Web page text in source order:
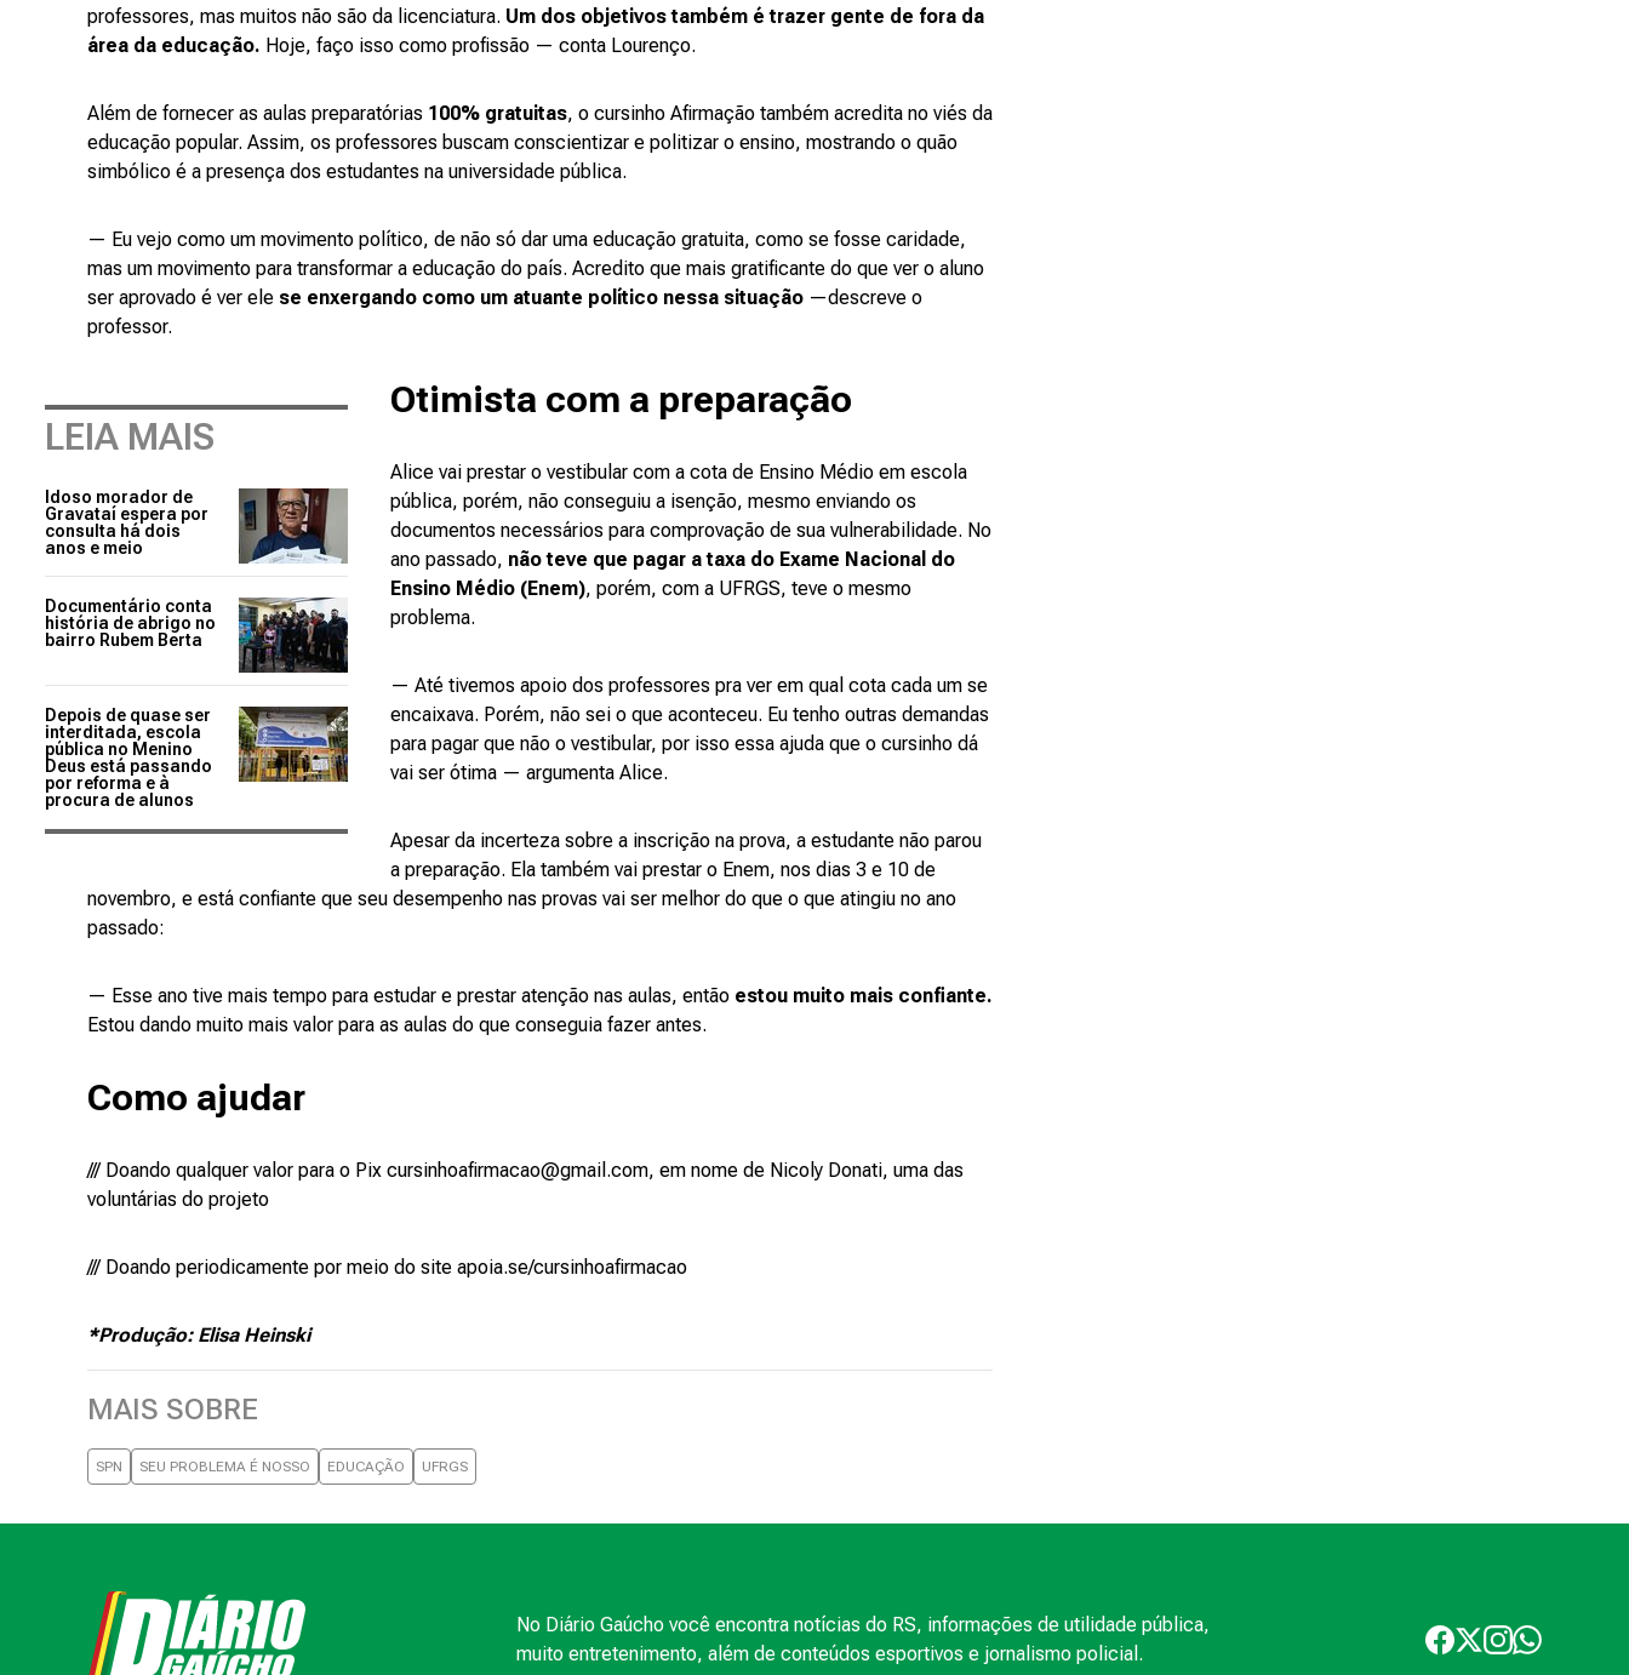
professores, mas muitos não são da licenciatura. Um dos objetivos também é trazer gente de fora da
área da educação. Hoje, faço isso como profissão — conta Lourenço.
Além de fornecer as aulas preparatórias 100% gratuitas, o cursinho Afirmação também acredita no viés da
educação popular. Assim, os professores buscam conscientizar e politizar o ensino, mostrando o quão
simbólico é a presença dos estudantes na universidade pública.
— Eu vejo como um movimento político, de não só dar uma educação gratuita, como se fosse caridade,
mas um movimento para transformar a educação do país. Acredito que mais gratificante do que ver o aluno
ser aprovado é ver ele se enxergando como um atuante político nessa situação —descreve o
professor.
LEIA MAIS
Idoso morador de
Gravataí espera por
consulta há dois
anos e meio
Documentário conta
história de abrigo no
bairro Rubem Berta
Depois de quase ser
interditada, escola
pública no Menino
Deus está passando
por reforma e à
procura de alunos
Otimista com a preparação
Alice vai prestar o vestibular com a cota de Ensino Médio em escola
pública, porém, não conseguiu a isenção, mesmo enviando os
documentos necessários para comprovação de sua vulnerabilidade. No
ano passado, não teve que pagar a taxa do Exame Nacional do
Ensino Médio (Enem), porém, com a UFRGS, teve o mesmo
problema.
— Até tivemos apoio dos professores pra ver em qual cota cada um se
encaixava. Porém, não sei o que aconteceu. Eu tenho outras demandas
para pagar que não o vestibular, por isso essa ajuda que o cursinho dá
vai ser ótima — argumenta Alice.
Apesar da incerteza sobre a inscrição na prova, a estudante não parou
a preparação. Ela também vai prestar o Enem, nos dias 3 e 10 de
novembro, e está confiante que seu desempenho nas provas vai ser melhor do que o que atingiu no ano
passado:
— Esse ano tive mais tempo para estudar e prestar atenção nas aulas, então estou muito mais confiante.
Estou dando muito mais valor para as aulas do que conseguia fazer antes.
Como ajudar
/// Doando qualquer valor para o Pix cursinhoafirmacao@gmail.com, em nome de Nicoly Donati, uma das
voluntárias do projeto
/// Doando periodicamente por meio do site apoia.se/cursinhoafirmacao
*Produção: Elisa Heinski
MAIS SOBRE
SPN SEU PROBLEMA É NOSSO EDUCAÇÃO UFRGS
No Diário Gaúcho você encontra notícias do RS, informações de utilidade pública,
muito entretenimento, além de conteúdos esportivos e jornalismo policial.